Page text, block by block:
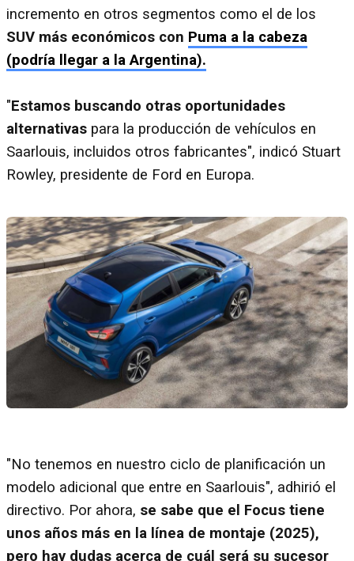
incremento en otros segmentos como el de los
SUV más económicos con Puma a la cabeza
(podría llegar a la Argentina).
"Estamos buscando otras oportunidades
alternativas para la producción de vehículos en
Saarlouis, incluidos otros fabricantes", indicó Stuart
Rowley, presidente de Ford en Europa.
"No tenemos en nuestro ciclo de planificación un
modelo adicional que entre en Saarlouis", adhirió el
directivo. Por ahora, se sabe que el Focus tiene
unos años más en la línea de montaje (2025),
pero hay dudas acerca de cuál será su sucesor